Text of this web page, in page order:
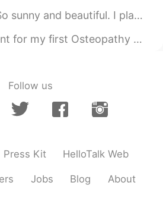
병원이 문을 열지 않고
근데 동물에게 주사를 한아
람도 없어요 , 그리고 제가
근데 동물에게 주사를 한
~~~~어제 동물 병원에서
으면 좋겠어요 ㅠㅠ
리 나았으면 좋겠어요 ㅠ
I played with a giant crocodile in the sea 😂. The view from...
session. It went really well but unfortunately i had to ...
Follow us
Press Kit HelloTalk Web
Jobs Blog About